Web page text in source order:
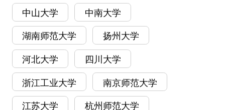
中山大学 中南大学
湖南师范大学 扬州大学
河北大学 四川大学
浙江工业大学 南京师范大学
江苏大学 杭州师范大学